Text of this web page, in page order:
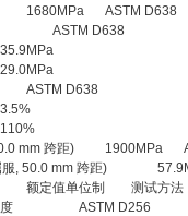
1680MPa
ASTM D638
ASTM D638
35.9MPa
29.0MPa
ASTM D638
3.5%
110%
mm 跨距) 1900MPa
, 50.0 mm 跨距)
额定值单位制
测试方法
ASTM D256